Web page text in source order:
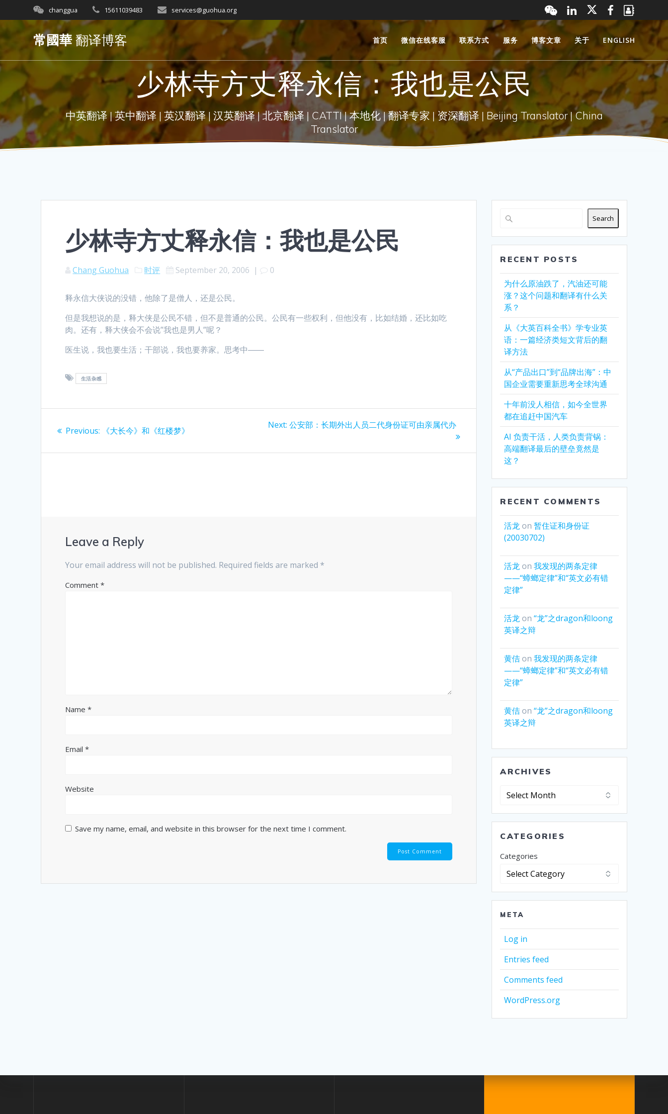
to
content
changgua 15611039483 services@guohua.org
常國華 翻译博客 首页 微信在线客服 联系方式 服务 博客文章 关于 ENGLISH
少林寺方丈释永信：我也是公民
中英翻译 | 英中翻译 | 英汉翻译 | 汉英翻译 | 北京翻译 | CATTI | 本地化 | 翻译专家 | 资深翻译 | Beijing Translator | China
Translator
少林寺方丈释永信：我也是公民
Chang Guohua 时评 September 20, 2006 | 0
释永信大侠说的没错，他除了是僧人，还是公民。
但是我想说的是，释大侠是公民不错，但不是普通的公民。公民有一些权利，但他没有，比如结婚，还比如吃
肉。还有，释大侠会不会说”我也是男人”呢？
医生说，我也要生活；干部说，我也要养家。思考中――
生活杂感
navigation
Previous:
Previous
《大长今》和《红楼梦》
Next: Next
公安部：长期外出人员二代身份证可由亲属代办
Leave a Reply
Your email address will not be published. Required fields are marked *
Comment*
Name*
Email*
Website
Save my name, email, and website in this browser for the next time I comment.
Search
RECENT POSTS
为什么原油跌了，汽油还可能
涨？这个问题和翻译有什么关
系？
从《大英百科全书》学专业英
语：一篇经济类短文背后的翻
译方法
从“产品出口”到“品牌出海”：中
国企业需要重新思考全球沟通
十年前没人相信，如今全世界
都在追赶中国汽车
AI 负责干活，人类负责背锅：
高端翻译最后的壁垒竟然是
这？
RECENT COMMENTS
活龙on暂住证和身份证
(20030702)
活龙on我发现的两条定律
——“蟑螂定律”和“英文必有错
定律”
活龙on“龙”之dragon和loong
英译之辩
黄佶on我发现的两条定律
——“蟑螂定律”和“英文必有错
定律”
黄佶on“龙”之dragon和loong
英译之辩
ARCHIVES
Archives
CATEGORIES
Categories
META
Log in
Entries feed
Comments feed
WordPress.org